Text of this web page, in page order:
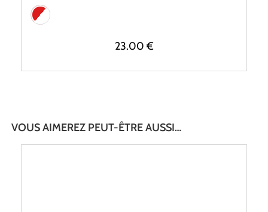
23.00€
VOUS AIMEREZ PEUT-ÊTRE AUSSI…